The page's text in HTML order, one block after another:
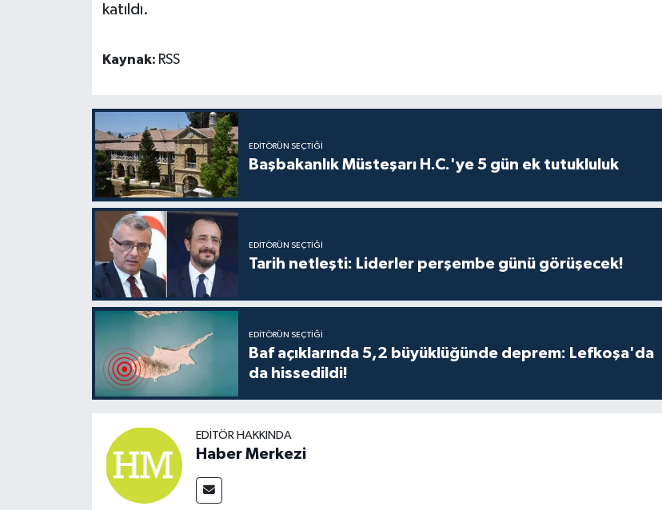
katıldı.
Kaynak: RSS
EDITÖRÜN SEÇTIĞI
Başbakanlık Müsteşarı H.C.'ye 5 gün ek tutukluluk
EDITÖRÜN SEÇTIĞI
Tarih netleşti: Liderler perşembe günü görüşecek!
EDITÖRÜN SEÇTIĞI
Baf açıklarında 5,2 büyüklüğünde deprem: Lefkoşa'da
da hissedildi!
EDITÖR HAKKINDA
Haber Merkezi